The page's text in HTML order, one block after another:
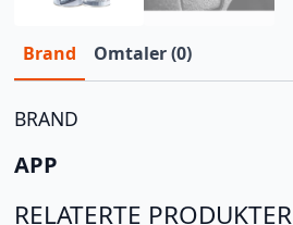
Brand Omtaler (0)
BRAND
APP
RELATERTE PRODUKTER